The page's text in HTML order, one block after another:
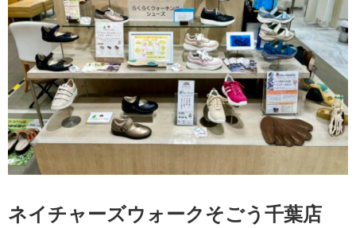
ネイチャーズウォークそごう千葉店